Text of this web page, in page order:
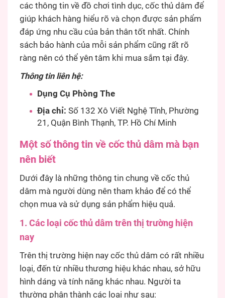
các thông tin về đồ chơi tình dục, cốc thủ dâm để
giúp khách hàng hiểu rõ và chọn được sản phẩm
đáp ứng nhu cầu của bản thân tốt nhất. Chính
sách bảo hành của mỗi sản phẩm cũng rất rõ
ràng nên có thể yên tâm khi mua sắm tại đây.
Thông tin liên hệ:
Dụng Cụ Phòng The
Địa chỉ: Số 132 Xô Viết Nghệ Tĩnh, Phường
21, Quận Bình Thạnh, TP. Hồ Chí Minh
Một số thông tin về cốc thủ dâm mà bạn
nên biết
Dưới đây là những thông tin chung về cốc thủ
dâm mà người dùng nên tham khảo để có thể
chọn mua và sử dụng sản phẩm hiệu quả.
1. Các loại cốc thủ dâm trên thị trường hiện
nay
Trên thị trường hiện nay cốc thủ dâm có rất nhiều
loại, đến từ nhiều thương hiệu khác nhau, sở hữu
hình dáng và tính năng khác nhau. Người ta
thường phân thành các loại như sau: